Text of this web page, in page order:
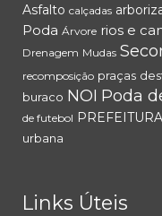
Asfalto calçadas
Poda Árvore rios e
Drenagem Mudas
recomposição praças
buraco NOI Poda
de futebol
urbana
Links Úteis